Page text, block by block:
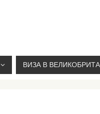
11, М. КУРСКАЯ,
ВИЗА В